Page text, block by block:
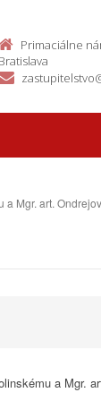
Primaciálne
Bratislava
Mgr. art.
a Mgr.